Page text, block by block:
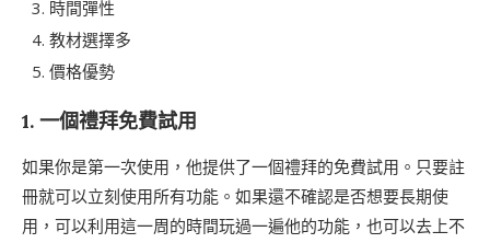
時間彈性
教材選擇多
價格優勢
1. 一個禮拜免費試用
如果你是第一次使用，他提供了一個禮拜的免費試用。只要註
冊就可以立刻使用所有功能。如果還不確認是否想要長期使
用，可以利用這一周的時間玩過一遍他的功能，也可以去上不